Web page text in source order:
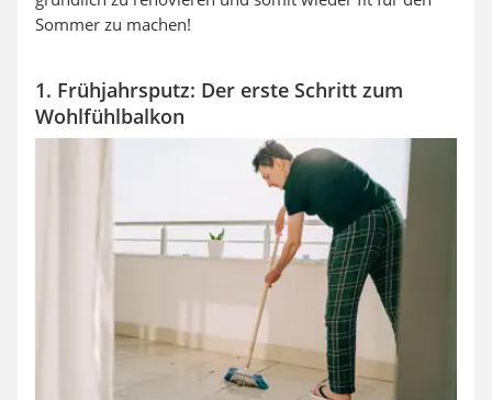
Sommer zu machen!
1. Frühjahrsputz: Der erste Schritt zum
Wohlfühlbalkon